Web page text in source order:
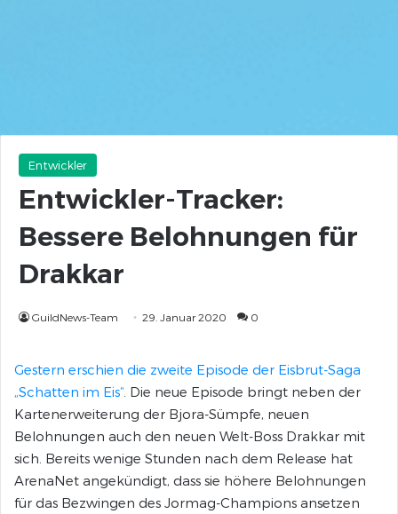
Entwickler
Entwickler-Tracker:
Bessere Belohnungen für
Drakkar
GuildNews-Team 29. Januar 2020 0
Gestern erschien die zweite Episode der Eisbrut-Saga
„Schatten im Eis“ . Die neue Episode bringt neben der
Kartenerweiterung der Bjora-Sümpfe, neuen
Belohnungen auch den neuen Welt-Boss Drakkar mit
sich. Bereits wenige Stunden nach dem Release hat
ArenaNet angekündigt, dass sie höhere Belohnungen
für das Bezwingen des Jormag-Champions ansetzen